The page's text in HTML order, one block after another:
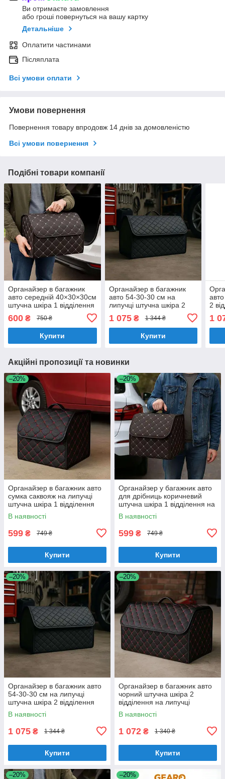
Ви отримаєте замовлення
або гроші повернуться на вашу картку
Детальніше
Оплатити частинами
Післяплата
Всі умови оплати
Умови повернення
Повернення товару впродовж 14 днів за домовленістю
Всі умови повернення
Подібні товари компанії
Органайзер в багажник
авто середній 40×30×30см
штучна шкіра 1 відділення
строчка
600 ₴ 750 ₴
Купити
Органайзер в багажник
авто 54-30-30 см на
липучці штучна шкіра 2
1 075₴ 1 344 ₴
Купити
2
red)
1
Акційні пропозиції та новинки
–20%
Органайзер в багажник авто
сумка саквояж на липучці
штучна шкіра 1 відділення
чорний (58183/black red)
В наявності
599 ₴ 749 ₴
Купити
–20%
Органайзер у багажник авто
для дрібниць коричневий
штучна шкіра 1 відділення на
липучці (58183/brown beige)
В наявності
599 ₴ 749 ₴
Купити
–20%
Органайзер в багажник авто
54-30-30 см на липучці
штучна шкіра 2 відділення
чорний RG
В наявності
1 075 ₴ 1 344 ₴
Купити
–20%
Органайзер в багажник авто
чорний штучна шкіра 2
відділення на липучці
54Х30Х30см (44650/black
red)
В наявності
1 072 ₴ 1 340 ₴
Купити
–20% –20%